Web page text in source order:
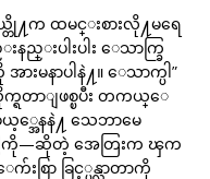
န္ကယ္တို႔က ထမင္းစားလို႔မရေ
းပါးပါး ေသာက္ခြ
းမနာပါနဲ႔။ ေသာက္ပါ”
တာျဖစ္ၿပီး တကယ္ေ
ေနနဲ႔ သေဘာမေ
ငါ့ကို—ဆိုတဲ့ အေတြးက ၾက
စြာ ခြင့္ပန္လာတာကို